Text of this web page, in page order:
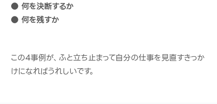
● 何を決断するか
● 何を残すか
この4事例が、ふと立ち止まって自分の仕事を見直すきっか
けになればうれしいです。